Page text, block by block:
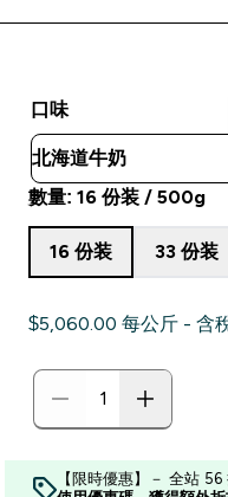
口味
數量: 16 份装 / 500g
16 份装 33 份装
$5,060.00‎ 每公斤 - 含
【限時優惠】－ 全站